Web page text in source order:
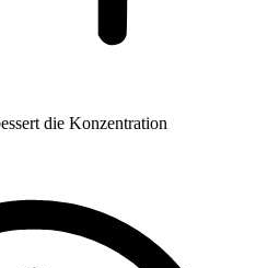
die Konzentration